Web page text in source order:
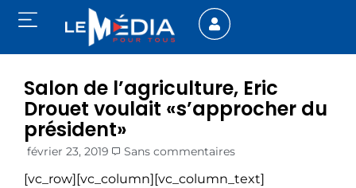
Salon de l’agriculture, Eric
Drouet voulait «s’approcher du
président»
février 23, 2019 Sans commentaires
[vc_row][vc_column][vc_column_text]